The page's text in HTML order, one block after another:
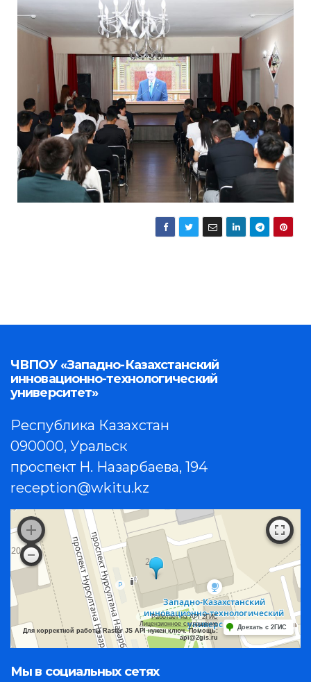
ЧВПОУ «Западно-Казахстанский
инновационно-технологический
университет»
Республика Казахстан
090000, Уральск
проспект Н. Назарбаева, 194
reception@wkitu.kz
Работает на API 2ГИС
Лицензионное соглашение
Для корректной работы Raster JS API нужен ключ. Помощь:
api@2gis.ru
Доехать с 2ГИС
Мы в социальных сетях